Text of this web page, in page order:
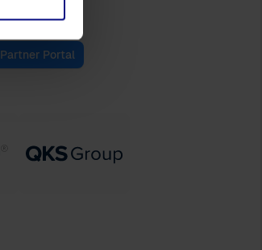
Partner Portal